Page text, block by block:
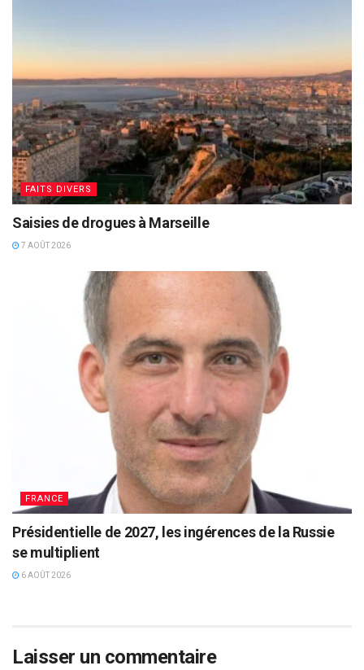
FAITS DIVERS
Saisies de drogues à Marseille
7 AOÛT 2026
FRANCE
Présidentielle de 2027, les ingérences de la Russie
se multiplient
6 AOÛT 2026
Laisser un commentaire